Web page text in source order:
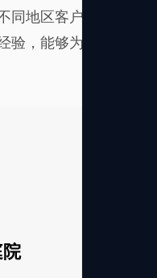
同地区客户，对各市
验，能够为客户提供